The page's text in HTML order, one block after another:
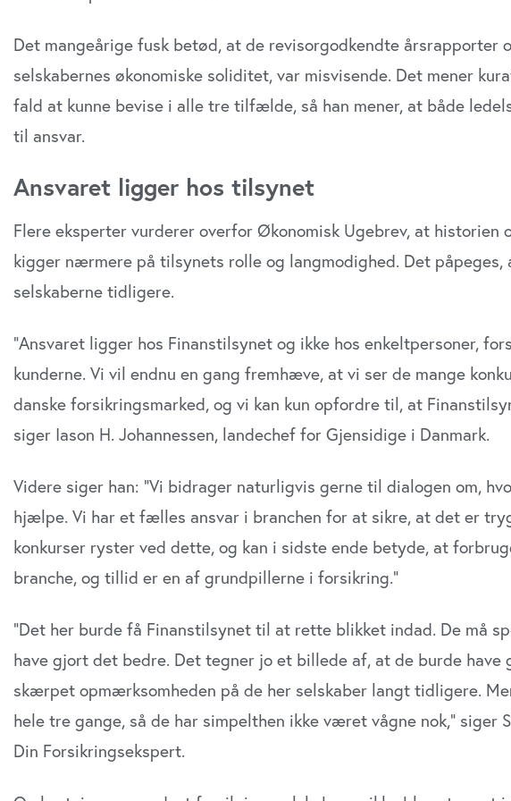
Det mangeårige fusk betød, at de revisorgodkendte årsrapporter
selskabernes økonomiske soliditet, var misvisende. Det mener
fald at kunne bevise i alle tre tilfælde, så han mener, at både
til ansvar.
Ansvaret ligger hos tilsynet
Flere eksperter vurderer overfor Økonomisk Ugebrev, at historien
kigger nærmere på tilsynets rolle og langmodighed. Det
selskaberne tidligere.
”Ansvaret ligger hos Finanstilsynet og ikke hos enkeltpersoner,
kunderne. Vi vil endnu en gang fremhæve, at vi ser de mange
danske forsikringsmarked, og vi kan kun opfordre til, at
siger Iason H. Johannessen, landechef for Gjensidige i Danmark.
Videre siger han: ”Vi bidrager naturligvis gerne til dialogen om,
hjælpe. Vi har et fælles ansvar i branchen for at sikre, at det er
konkurser ryster ved dette, og kan i sidste ende betyde, at
branche, og tillid er en af grundpillerne i forsikring.”
”Det her burde få Finanstilsynet til at rette blikket indad. De må
have gjort det bedre. Det tegner jo et billede af, at de burde have
skærpet opmærksomheden på de her selskaber langt tidligere.
hele tre gange, så de har simpelthen ikke været vågne nok,” siger
Din Forsikringsekspert.